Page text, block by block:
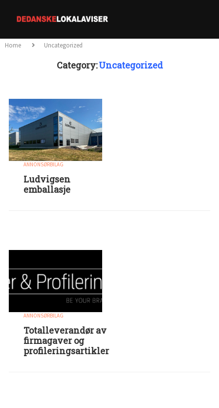
Home Uncategorized
Category:Uncategorized
ANNONSØRBILAG
Ludvigsen
emballasje
ANNONSØRBILAG
Totalleverandør av
firmagaver og
profileringsartikler